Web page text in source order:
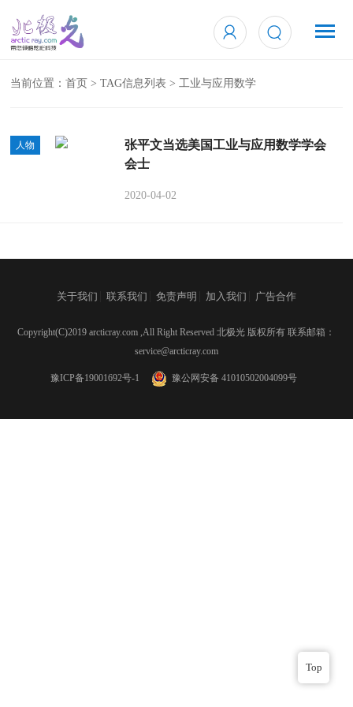
当前位置：首页 > TAG信息列表 > 工业与应用数学
人物
张平文当选美国工业与应用数学学会
会士
2020-04-02
关于我们 联系我们 免责声明 加入我们 广告合作
Copyright(C)2019 arcticray.com ,All Right Reserved 北极光 版权所有 联系邮箱：
service@arcticray.com
豫ICP备19001692号-1 豫公网安备 41010502004099号
Top